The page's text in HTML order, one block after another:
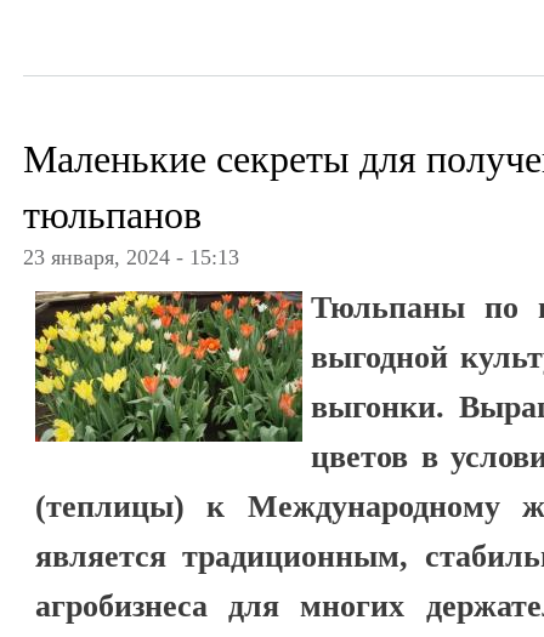
Маленькие секреты для
тюльпанов
23 января, 2024 - 15:13
Тюльпаны по
выгодной
выгонки.
цветов в
(теплицы) к Международному
является традиционным,
агробизнеса для многих